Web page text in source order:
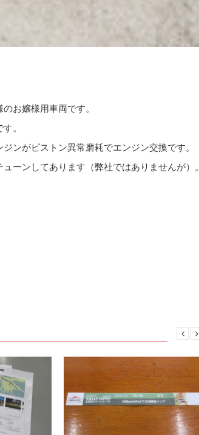
お嬢様用車両です。
。
ンがピストン異常磨耗でエンジン交換です。
ーンしてあります（弊社ではありませんが）。